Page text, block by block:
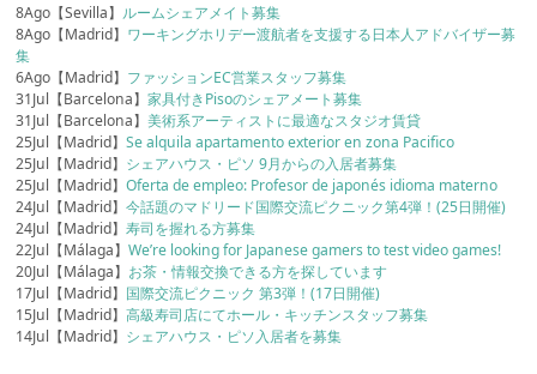
8Ago【Sevilla】 ルームシェアメイト募集
8Ago【Madrid】 ワーキングホリデー渡航者を支援する日本人アドバイザー募
集
6Ago【Madrid】 ファッションEC営業スタッフ募集
31Jul【Barcelona】家具付きPisoのシェアメート募集
31Jul【Barcelona】美術系アーティストに最適なスタジオ賃貸
25Jul【Madrid】Se alquila apartamento exterior en zona Pacifico
25Jul【Madrid】 シェアハウス・ピソ 9月からの入居者募集
25Jul【Madrid】Oferta de empleo: Profesor de japonés idioma materno
24Jul【Madrid】今話題のマドリード国際交流ピクニック第4弾！(25日開催)
24Jul【Madrid】寿司を握れる方募集
22Jul【Málaga】We’re looking for Japanese gamers to test video games!
20Jul【Málaga】 お茶・情報交換できる方を探しています
17Jul【Madrid】 国際交流ピクニック 第3弾！(17日開催)
15Jul【Madrid】高級寿司店にてホール・キッチンスタッフ募集
14Jul【Madrid】 シェアハウス・ピソ入居者を募集